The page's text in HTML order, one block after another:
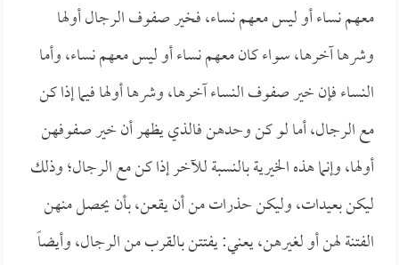
معهم نساء أو ليس معهم نساء، فخير صفوف الرجال أولها
وشرها آخرها، سواء كان معهم نساء أو ليس معهم نساء، وأما
النساء فإن خير صفوف النساء آخرها، وشرها أولها فيما إذا كن
مع الرجال، أما لو كن وحدهن فالذي يظهر أن خير صفوفهن
أولها، وإنما هذه الخيرية بالنسبة للآخر إذا كن مع الرجال؛ وذلك
ليكن بعيدات، وليكن حذرات من أن يقعن، بأن يحصل منهن
الفتنة لهن أو لغيرهن، يعني: يفتتن بالقرب من الرجال، وأيضاً